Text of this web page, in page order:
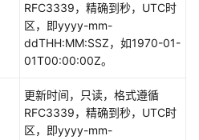
RFC3339，精确到秒，UTC时
区，即yyyy-mm-
ddTHH:MM:SSZ，如1970-01-
01T00:00:00Z。
更新时间，只读，格式遵循
RFC3339，精确到秒，UTC时
区，即yyyy-mm-